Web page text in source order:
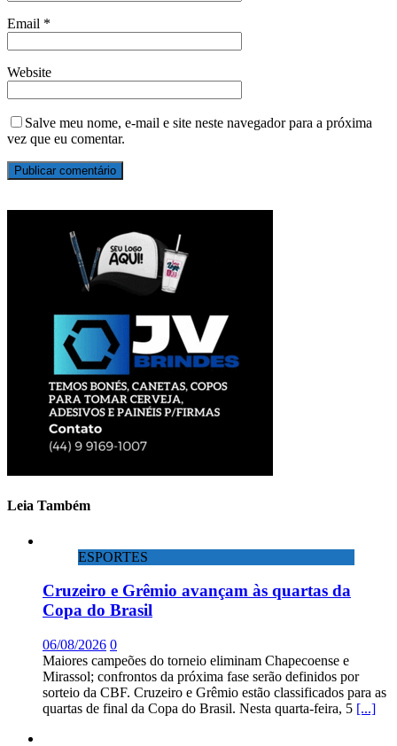
Email *
Website
Salve meu nome, e-mail e site neste navegador para a próxima
vez que eu comentar.
Leia Também
ESPORTES
Cruzeiro e Grêmio avançam às quartas da
Copa do Brasil
06/08/2026 0
Maiores campeões do torneio eliminam Chapecoense e
Mirassol; confrontos da próxima fase serão definidos por
sorteio da CBF. Cruzeiro e Grêmio estão classificados para as
quartas de final da Copa do Brasil. Nesta quarta-feira, 5 [...]